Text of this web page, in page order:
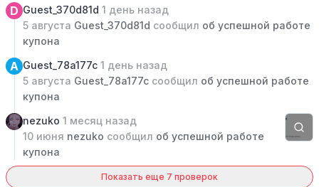
D Guest_370d81d 1 день назад
5 августа Guest_370d81d сообщил об успешной работе
купона
A Guest_78a177c 1 день назад
5 августа Guest_78a177c сообщил об успешной работе
купона
nezuko 1 месяц назад
10 июня nezuko сообщил об успешной работе
купона
Показать еще 7 проверок